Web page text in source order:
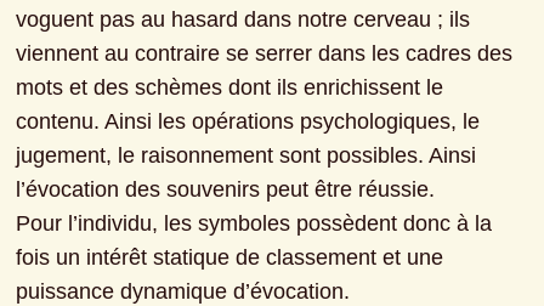
voguent pas au hasard dans notre cerveau ; ils
viennent au contraire se serrer dans les cadres des
mots et des schèmes dont ils enrichissent le
contenu. Ainsi les opérations psychologiques, le
jugement, le raisonnement sont possibles. Ainsi
l’évocation des souvenirs peut être réussie.
Pour l’individu, les symboles possèdent donc à la
fois un intérêt statique de classement et une
puissance dynamique d’évocation.